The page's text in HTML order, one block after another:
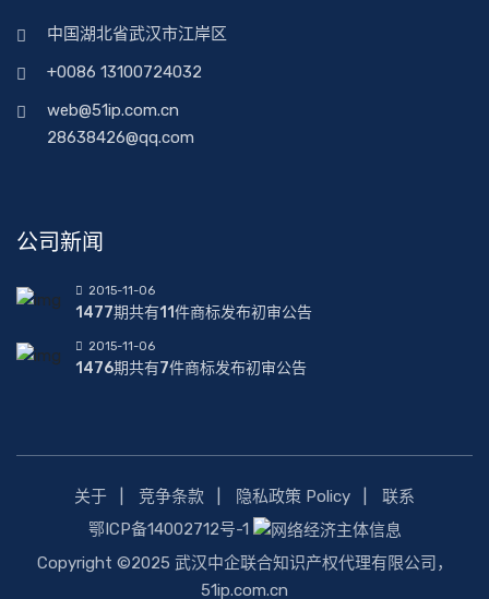
中国湖北省武汉市江岸区
+0086 13100724032
web@51ip.com.cn
28638426@qq.com
公司新闻
2015-11-06
1477期共有11件商标发布初审公告
2015-11-06
1476期共有7件商标发布初审公告
关于 竞争条款 隐私政策 Policy
联系
鄂ICP备14002712号-1
Copyright ©2025 武汉中企联合知识产权代理有限公司，
51ip.com.cn